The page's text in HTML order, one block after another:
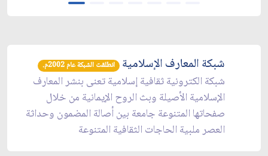
شبكة المعارف الإسلامية انطلقت الشبكة عام 2002م.
شبكة الكترونية ثقافية إسلامية تعنى بنشر المعارف
الإسلامية الأصيلة وبث الروح الإيمانية من خلال
صفحاتها المتنوعة جامعة بين أصالة المضمون وحداثة
العصر ملبية الحاجات الثقافية المتنوعة